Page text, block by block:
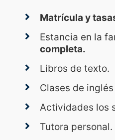
Matrícula y
Estancia en la
completa.
Libros de texto.
Clases de inglés
Actividades los
Tutora personal.